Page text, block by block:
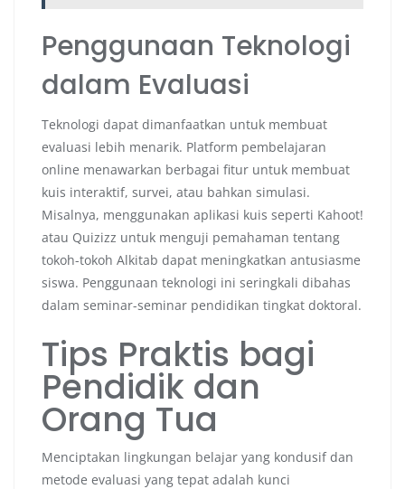
Penggunaan Teknologi
dalam Evaluasi
Teknologi dapat dimanfaatkan untuk membuat
evaluasi lebih menarik. Platform pembelajaran
online menawarkan berbagai fitur untuk membuat
kuis interaktif, survei, atau bahkan simulasi.
Misalnya, menggunakan aplikasi kuis seperti Kahoot!
atau Quizizz untuk menguji pemahaman tentang
tokoh-tokoh Alkitab dapat meningkatkan antusiasme
siswa. Penggunaan teknologi ini seringkali dibahas
dalam seminar-seminar pendidikan tingkat doktoral.
Tips Praktis bagi
Pendidik dan
Orang Tua
Menciptakan lingkungan belajar yang kondusif dan
metode evaluasi yang tepat adalah kunci